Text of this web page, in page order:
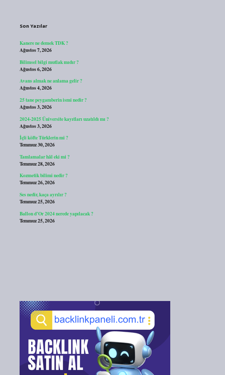
Son Yazılar
Kanere ne demek TDK ?
Ağustos 7, 2026
Bilimsel bilgi mutlak mıdır ?
Ağustos 6, 2026
Avans almak ne anlama gelir ?
Ağustos 4, 2026
25 tane peygamberin ismi nedir ?
Ağustos 3, 2026
2024-2025 Üniversite kayıtları uzatıldı mı ?
Ağustos 3, 2026
İçli köfte Türklerin mi ?
Temmuz 30, 2026
Tamlamalar hâl eki mi ?
Temmuz 28, 2026
Kozmetik bilimi nedir ?
Temmuz 26, 2026
Ses nedir, kaça ayrılır ?
Temmuz 25, 2026
Ballon d’Or 2024 nerede yapılacak ?
Temmuz 25, 2026